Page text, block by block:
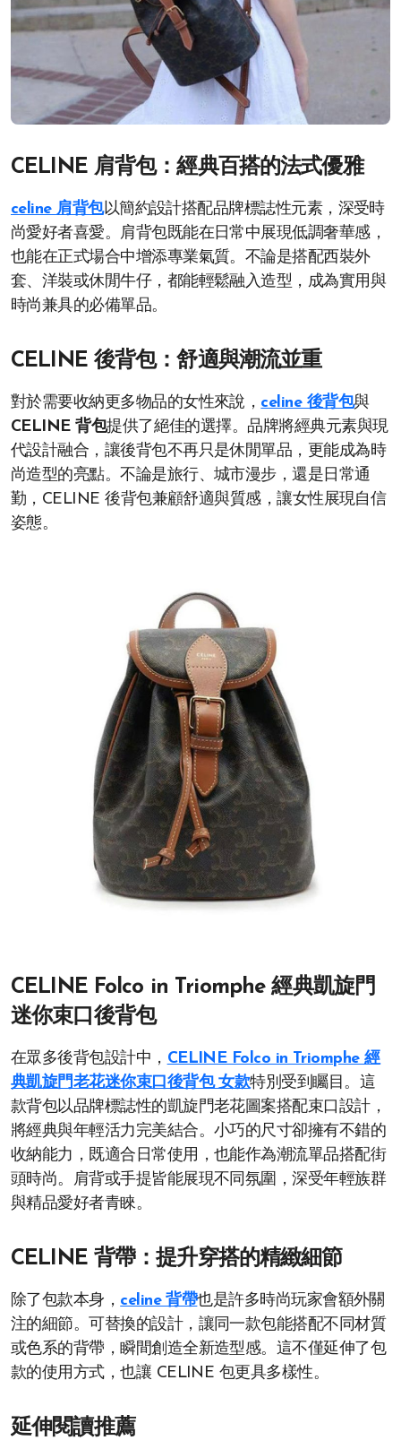
CELINE 肩背包：經典百搭的法式優雅
celine 肩背包以簡約設計搭配品牌標誌性元素，深受時
尚愛好者喜愛。肩背包既能在日常中展現低調奢華感，
也能在正式場合中增添專業氣質。不論是搭配西裝外
套、洋裝或休閒牛仔，都能輕鬆融入造型，成為實用與
時尚兼具的必備單品。
CELINE 後背包：舒適與潮流並重
對於需要收納更多物品的女性來說， celine 後背包與
CELINE 背包提供了絕佳的選擇。品牌將經典元素與現
代設計融合，讓後背包不再只是休閒單品，更能成為時
尚造型的亮點。不論是旅行、城市漫步，還是日常通
勤，CELINE 後背包兼顧舒適與質感，讓女性展現自信
姿態。
CELINE Folco in Triomphe 經典凱旋門
迷你束口後背包
在眾多後背包設計中， CELINE Folco in Triomphe 經
典凱旋門老花迷你束口後背包 女款特別受到矚目。這
款背包以品牌標誌性的凱旋門老花圖案搭配束口設計，
將經典與年輕活力完美結合。小巧的尺寸卻擁有不錯的
收納能力，既適合日常使用，也能作為潮流單品搭配街
頭時尚。肩背或手提皆能展現不同氛圍，深受年輕族群
與精品愛好者青睞。
CELINE 背帶：提升穿搭的精緻細節
除了包款本身， celine 背帶也是許多時尚玩家會額外關
注的細節。可替換的設計，讓同一款包能搭配不同材質
或色系的背帶，瞬間創造全新造型感。這不僅延伸了包
款的使用方式，也讓 CELINE 包更具多樣性。
延伸閱讀推薦